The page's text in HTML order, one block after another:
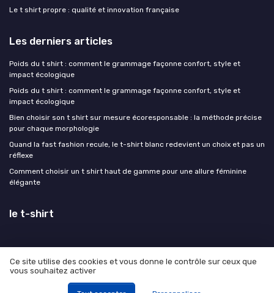
Le t shirt propre : qualité et innovation française
Les derniers articles
Poids du t shirt : comment le grammage façonne confort, style et
impact écologique
Poids du t shirt : comment le grammage façonne confort, style et
impact écologique
Bien choisir son t shirt sur mesure écoresponsable : la méthode précise
pour chaque morphologie
Quand la fast fashion recule, le t-shirt blanc redevient un choix et pas un
réflexe
Comment choisir un t shirt haut de gamme pour une allure féminine
élégante
le t-shirt
Mentions légales
© le t-shirt 2026
Ce site utilise des cookies et vous donne le contrôle sur ceux que
vous souhaitez activer